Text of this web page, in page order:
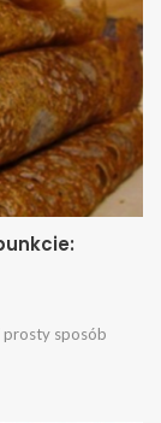
prosty sposób